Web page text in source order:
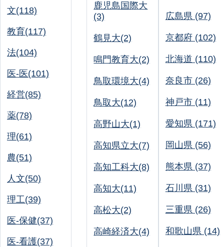
文(118)
教育(117)
法(104)
医-医(101)
経営(85)
薬(78)
理(61)
農(51)
人文(50)
理工(39)
医-保健(37)
医-看護(37)
鹿児島国際大
(3)
鶴見大(2)
鳴門教育大(2)
鳥取環境大(4)
鳥取大(12)
高野山大(1)
高知県立大(7)
高知工科大(8)
高知大(11)
高松大(2)
高崎経済大(4)
広島県 (97)
京都府 (102)
北海道 (110)
奈良市 (26)
神戸市 (11)
愛知県 (171)
岡山県 (56)
熊本県 (37)
石川県 (31)
三重県 (26)
和歌山県 (14)